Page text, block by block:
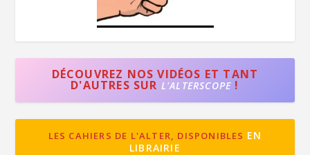
DÉCOUVREZ NOS VIDÉOS ET TANT
D'AUTRES SUR L'ALTERSCOPE !
LES CAHIERS DE L'ALTER, DISPONIBLES EN
LIBRAIRIE